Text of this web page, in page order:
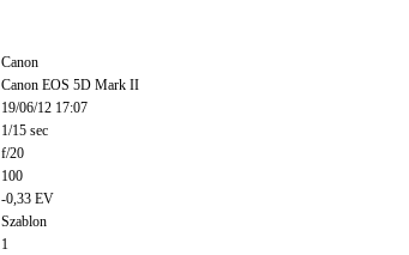
Canon
Canon EOS 5D Mark II
19/06/12 17:07
1/15 sec
f/20
100
-0,33 EV
Szablon
1